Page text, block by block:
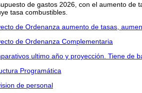
de gastos 2026, con el aumento de
tasa combustibles.
de Ordenanza aumento de tasas,
de Ordenanza Complementaria
ultimo año y proyección. Tiene de
Programática
de personal